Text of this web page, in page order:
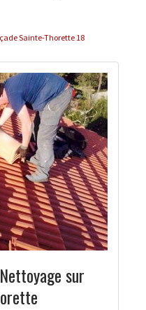
Sainte-Thorette 18
sur